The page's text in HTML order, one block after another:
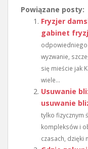
Powiązane posty:
Fryzjer
gabinet
wyzwanie,
się mieście jak
wiele...
Usuwanie
usuwanie
tylko fizycznym
kompleksów i
czasach, dzięki